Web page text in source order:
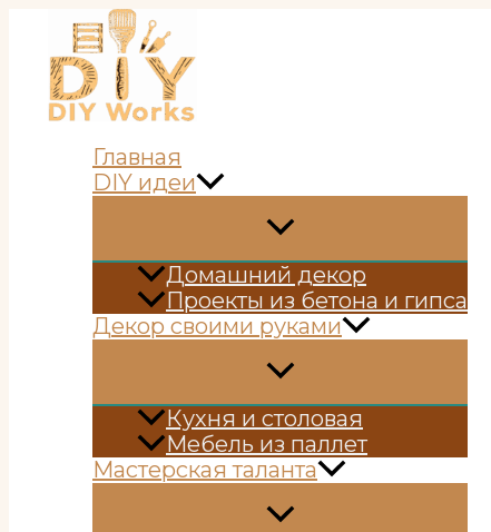
Перейти
содержимому
Главная
DIY идеи
Домашний декор
Проекты из бетона и гипса
Декор своими руками
Кухня и столовая
Мебель из паллет
Мастерская таланта